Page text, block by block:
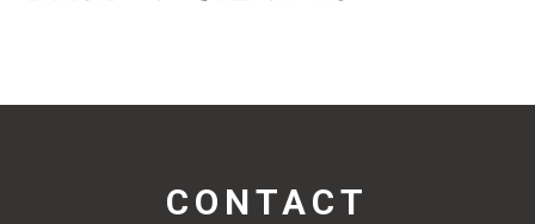
CONTACT